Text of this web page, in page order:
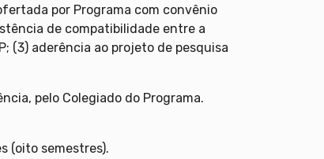
por Programa com convênio
de compatibilidade entre a
(3) aderência ao projeto de pesquisa
pelo Colegiado do Programa.
(oito semestres).